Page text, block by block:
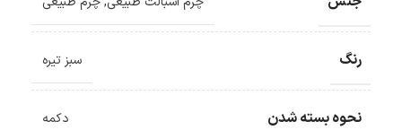
رنگ سبز تیره
نحوه بسته شدن دکمه